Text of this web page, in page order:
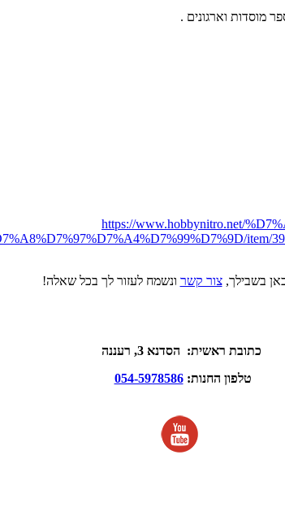
מוסדות וארגונים .
https://www.hobbynitro.net/
item/
בשבילך,צור קשר ונשמח לעזור לך בכל שאלה!
כתובת ראשית: הסדנא 3, רעננה
טלפון החנות:054-5978586